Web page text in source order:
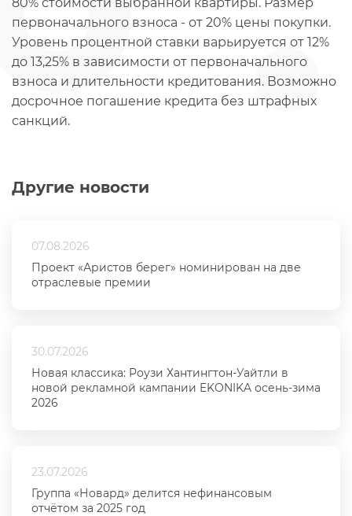
Другие новости
07.08.2026
Проект «Аристов берег» номинирован на две
отраслевые премии
30.07.2026
Новая классика: Роузи Хантингтон-Уайтли в
новой рекламной кампании EKONIKA осень-зима
2026
23.07.2026
Группа «Новард» делится нефинансовым
отчётом за 2025 год
первоначального взноса - от 20% цены покупки.
Уровень процентной ставки варьируется от 12%
до 13,25% в зависимости от первоначального
взноса и длительности кредитования. Возможно
досрочное погашение кредита без штрафных
санкций.